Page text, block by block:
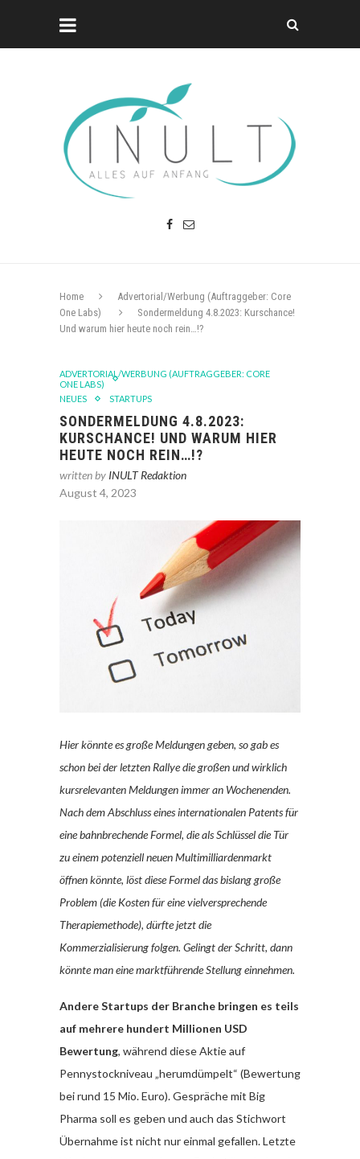
Home
Advertorial/Werbung (Auftraggeber: Core
One Labs)
Sondermeldung 4.8.2023: Kurschance!
Und warum hier heute noch rein…!?
ADVERTORIAL/WERBUNG (AUFTRAGGEBER: CORE
ONE LABS)
NEUES
STARTUPS
SONDERMELDUNG 4.8.2023:
KURSCHANCE! UND WARUM HIER
HEUTE NOCH REIN…!?
written by INULT Redaktion
August 4, 2023
Hier könnte es große Meldungen geben, so gab es
schon bei der letzten Rallye die großen und wirklich
kursrelevanten Meldungen immer an Wochenenden.
Nach dem Abschluss eines internationalen Patents für
eine bahnbrechende Formel, die als Schlüssel die Tür
zu einem potenziell neuen Multimilliardenmarkt
öffnen könnte, löst diese Formel das bislang große
Problem (die Kosten für eine vielversprechende
Therapiemethode), dürfte jetzt die
Kommerzialisierung folgen. Gelingt der Schritt, dann
könnte man eine marktführende Stellung einnehmen.
Andere Startups der Branche bringen es teils
auf mehrere hundert Millionen USD
Bewertung, während diese Aktie auf
Pennystockniveau „herumdümpelt“ (Bewertung
bei rund 15 Mio. Euro). Gespräche mit Big
Pharma soll es geben und auch das Stichwort
Übernahme ist nicht nur einmal gefallen. Letzte